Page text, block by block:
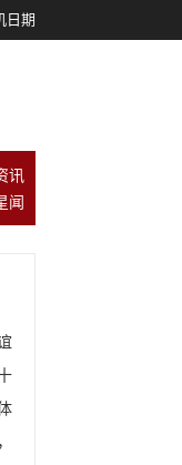
日期
讯
闻